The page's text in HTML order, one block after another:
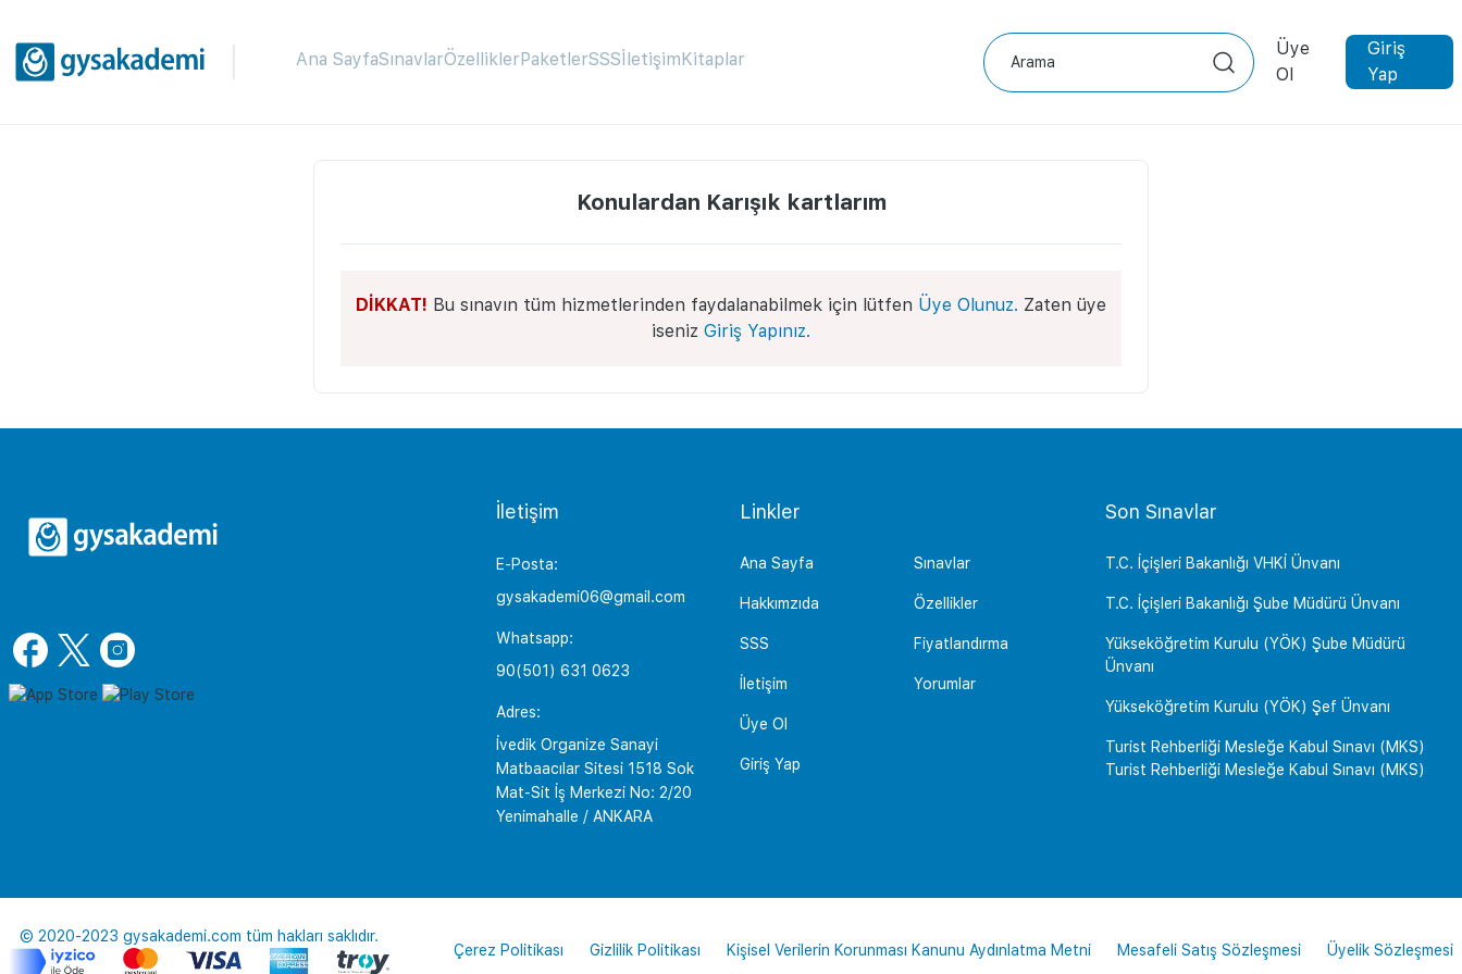
Ana SayfaSınavlarÖzelliklerPaketlerSSSİletişimKitaplar
Üye
Ol
Giriş
Yap
Konulardan Karışık kartlarım
DİKKAT! Bu sınavın tüm hizmetlerinden faydalanabilmek için lütfen Üye Olunuz. Zaten üye
iseniz Giriş Yapınız.
İletişim
E-Posta:
gysakademi06@gmail.com
Whatsapp:
90(501) 631 0623
Adres:
İvedik Organize Sanayi
Matbaacılar Sitesi 1518 Sok
Mat-Sit İş Merkezi No: 2/20
Yenimahalle / ANKARA
Linkler
Ana Sayfa
Hakkımzıda
SSS
İletişim
Üye Ol
Giriş Yap
Sınavlar
Özellikler
Fiyatlandırma
Yorumlar
Son Sınavlar
T.C. İçişleri Bakanlığı VHKİ Ünvanı
T.C. İçişleri Bakanlığı Şube Müdürü Ünvanı
Yükseköğretim Kurulu (YÖK) Şube Müdürü
Ünvanı
Yükseköğretim Kurulu (YÖK) Şef Ünvanı
Turist Rehberliği Mesleğe Kabul Sınavı (MKS)
Turist Rehberliği Mesleğe Kabul Sınavı (MKS)
© 2020-2023 gysakademi.com tüm hakları saklıdır.
Çerez Politikası
Gizlilik Politikası Kişisel Verilerin Korunması Kanunu Aydınlatma Metni Mesafeli Satış Sözleşmesi Üyelik Sözleşmesi